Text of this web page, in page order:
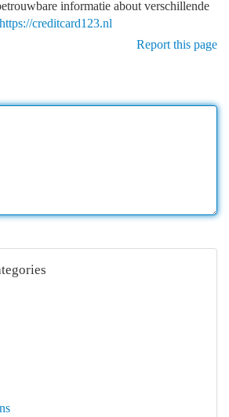
informatie about verschillende
https://creditcard123.nl
Report this page